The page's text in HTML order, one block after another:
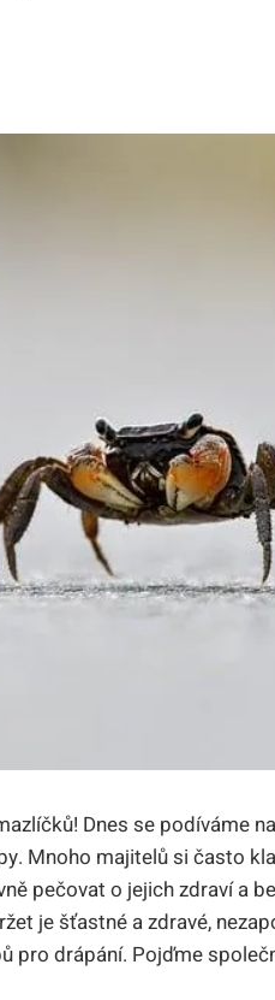
Dnes se podíváme
Mnoho majitelů si často
pečovat o jejich zdraví a
je šťastné a zdravé,
pro drápání. Pojďme